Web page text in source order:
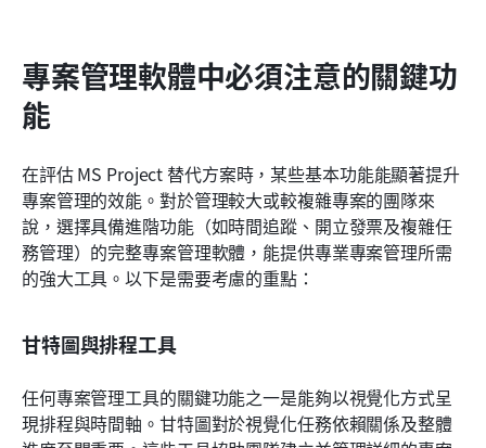
專案管理軟體中必須注意的關鍵功
能
在評估 MS Project 替代方案時，某些基本功能能顯著提升
專案管理的效能。對於管理較大或較複雜專案的團隊來
說，選擇具備進階功能（如時間追蹤、開立發票及複雜任
務管理）的完整專案管理軟體，能提供專業專案管理所需
的強大工具。以下是需要考慮的重點：
甘特圖與排程工具
任何專案管理工具的關鍵功能之一是能夠以視覺化方式呈
現排程與時間軸。甘特圖對於視覺化任務依賴關係及整體